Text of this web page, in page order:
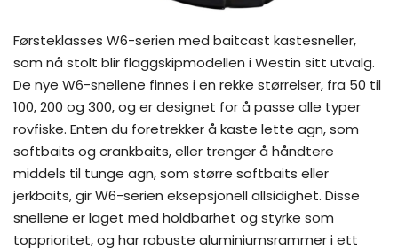
Førsteklasses W6-serien med baitcast kastesneller,
som nå stolt blir flaggskipmodellen i Westin sitt utvalg.
De nye W6-snellene finnes i en rekke størrelser, fra 50 til
100, 200 og 300, og er designet for å passe alle typer
rovfiske. Enten du foretrekker å kaste lette agn, som
softbaits og crankbaits, eller trenger å håndtere
middels til tunge agn, som større softbaits eller
jerkbaits, gir W6-serien eksepsjonell allsidighet. Disse
snellene er laget med holdbarhet og styrke som
topprioritet, og har robuste aluminiumsrammer i ett